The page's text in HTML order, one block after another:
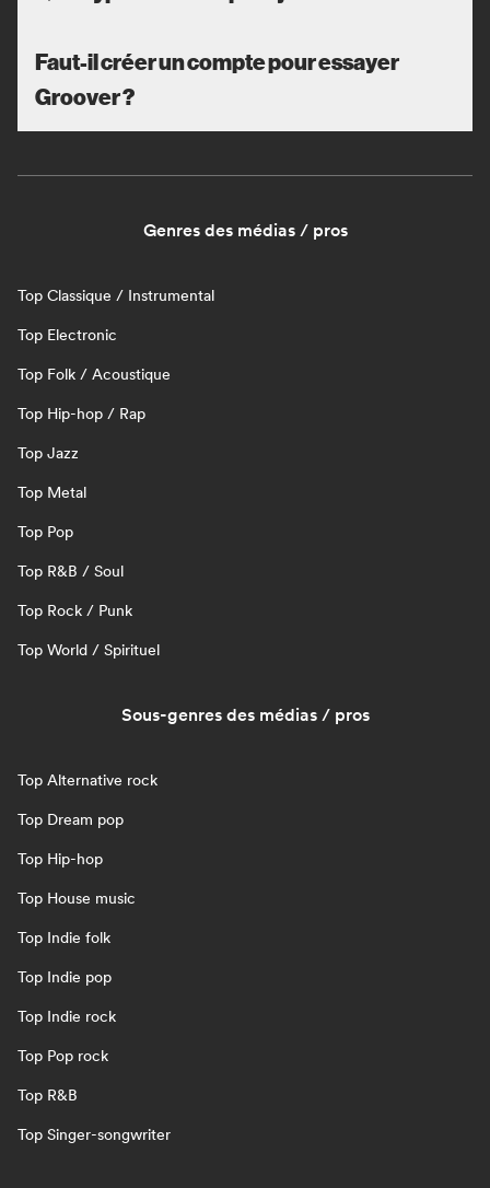
Faut-il créer un compte pour essayer
Groover ?
Genres des médias / pros
Top Classique / Instrumental
Top Electronic
Top Folk / Acoustique
Top Hip-hop / Rap
Top Jazz
Top Metal
Top Pop
Top R&B / Soul
Top Rock / Punk
Top World / Spirituel
Sous-genres des médias / pros
Top Alternative rock
Top Dream pop
Top Hip-hop
Top House music
Top Indie folk
Top Indie pop
Top Indie rock
Top Pop rock
Top R&B
Top Singer-songwriter